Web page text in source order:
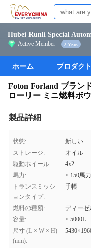
Hubei Runli Special
Active Member 2 Years
ホーム プロダクト
Foton Forland ブラン
ローリー ミニ燃料ボ
製品詳細
状態:
新しい
ストレージ:
オイル
駆動ホイール:
4x2
馬力:
< 150馬力
トランスミッシ
ョンタイプ:
手帳
燃料の種類:
ディーゼ
容量:
< 5000L
尺寸 (L × W × H)
(mm):